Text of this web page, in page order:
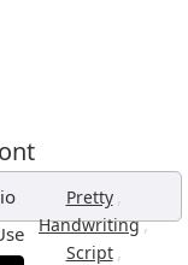
Pretty ,
Handwriting,
Script ,